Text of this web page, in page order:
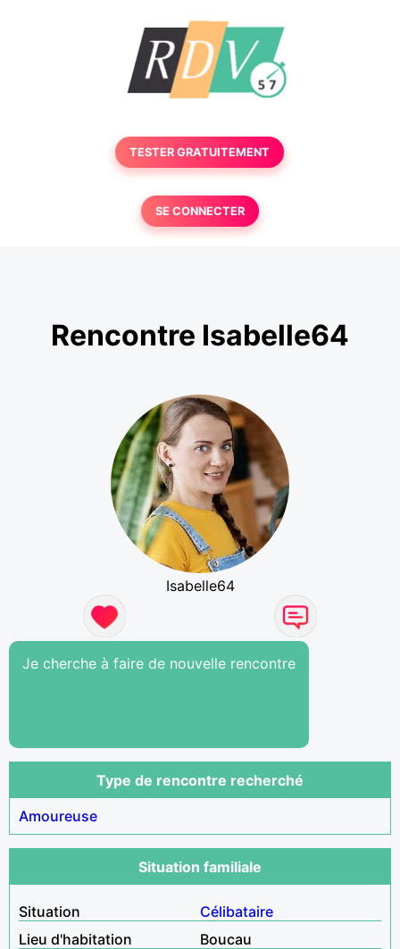
TESTER GRATUITEMENT
SE CONNECTER
Rencontre Isabelle64
Isabelle64
Je cherche à faire de nouvelle rencontre
Type de rencontre recherché
Amoureuse
Situation familiale
Situation
Célibataire
Lieu d'habitation
Boucau